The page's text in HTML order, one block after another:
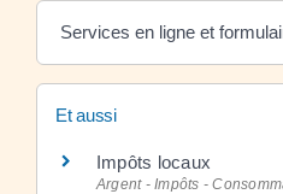
Services en ligne et
Et aussi
Impôts locaux
Argent - Impôts -